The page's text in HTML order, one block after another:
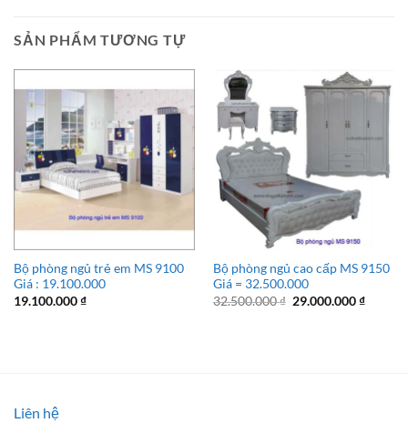
SẢN PHẨM TƯƠNG TỰ
Bộ phòng ngủ trẻ em MS 9100
Giá : 19.100.000
19.100.000₫
Bộ phòng ngủ cao cấp MS 9150
Giá = 32.500.000
32.500.000₫ Giá
29.000.000₫Giá
Liên hệ